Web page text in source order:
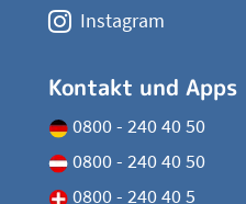
Instagram
Kontakt und Apps
0800 - 240 40 50
0800 - 240 40 50
0800 - 240 40 5